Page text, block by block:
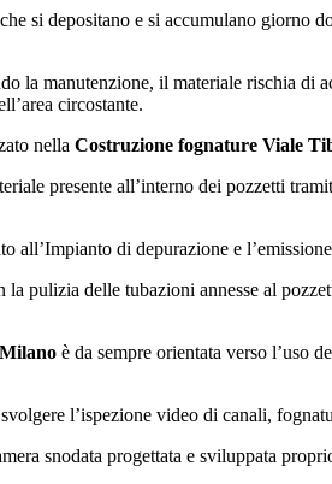
si depositano e si accumulano
la manutenzione, il materiale rischia
circostante.
nella Costruzione fognature Viale
presente all’interno dei pozzetti
all’Impianto di depurazione e
pulizia delle tubazioni annesse al
è da sempre orientata verso l’uso
l’ispezione video di canali,
snodata progettata e sviluppata